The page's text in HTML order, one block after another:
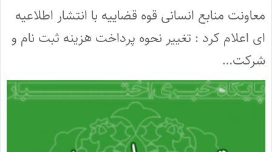
معاونت منابع انسانی قوه قضاییه با انتشار اطلاعیه
ای اعلام کرد : تغییر نحوه پرداخت هزینه ثبت نام و
شرکت…